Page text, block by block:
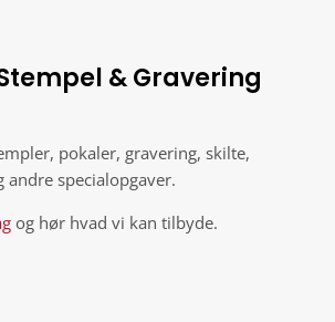
& Gravering
pokaler, gravering, skilte,
specialopgaver.
og hør hvad vi kan tilbyde.